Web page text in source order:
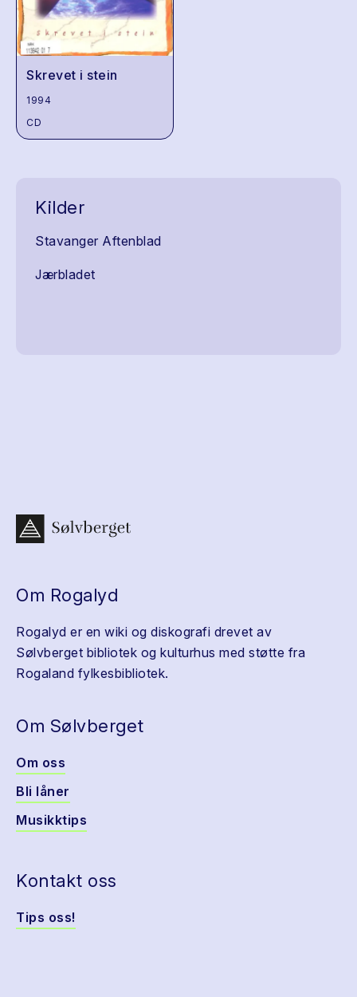
Skrevet i stein
1994
CD
Kilder
Stavanger Aftenblad
Jærbladet
Om Rogalyd
Rogalyd er en wiki og diskografi drevet av
Sølvberget bibliotek og kulturhus med støtte fra
Rogaland fylkesbibliotek.
Om Sølvberget
Om oss
Bli låner
Musikktips
Kontakt oss
Tips oss!